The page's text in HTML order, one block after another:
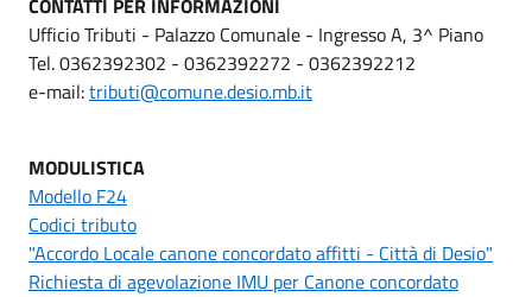
Ufficio Tributi - Palazzo Comunale - Ingresso A, 3^ Piano
Tel. 0362392302 - 0362392272 - 0362392212
e-mail:tributi@comune.desio.mb.it
MODULISTICA
Modello F24
Codici tributo
"Accordo Locale canone concordato affitti - Città di Desio"
Richiesta di agevolazione IMU per Canone concordato